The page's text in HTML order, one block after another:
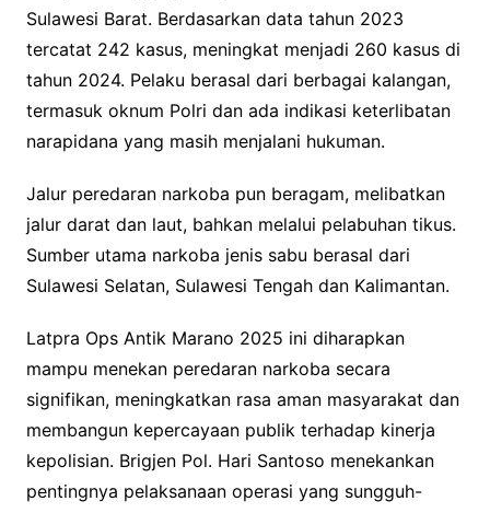
Sulawesi Barat. Berdasarkan data tahun 2023
tercatat 242 kasus, meningkat menjadi 260 kasus di
tahun 2024. Pelaku berasal dari berbagai kalangan,
termasuk oknum Polri dan ada indikasi keterlibatan
narapidana yang masih menjalani hukuman.
Jalur peredaran narkoba pun beragam, melibatkan
jalur darat dan laut, bahkan melalui pelabuhan tikus.
Sumber utama narkoba jenis sabu berasal dari
Sulawesi Selatan, Sulawesi Tengah dan Kalimantan.
Latpra Ops Antik Marano 2025 ini diharapkan
mampu menekan peredaran narkoba secara
signifikan, meningkatkan rasa aman masyarakat dan
membangun kepercayaan publik terhadap kinerja
kepolisian. Brigjen Pol. Hari Santoso menekankan
pentingnya pelaksanaan operasi yang sungguh-